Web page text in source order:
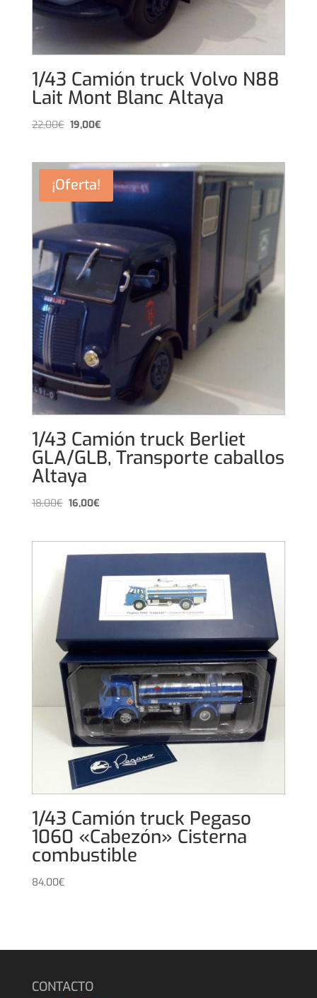
1/43 Camión truck Volvo N88
Lait Mont Blanc Altaya
22,00€El
era:
22,00€.
19,00€El
es:
19,00€.
¡Oferta!
1/43 Camión truck Berliet
GLA/GLB, Transporte caballos
Altaya
18,00€El
era:
18,00€.
16,00€El
es:
1/43 Camión truck Pegaso
1060 «Cabezón» Cisterna
combustible
84,00€
CONTACTO